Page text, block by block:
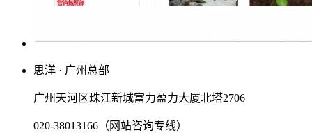
思洋 · 广州总部
广州天河区珠江新城富力盈力大厦北塔2706
020-38013166（网站咨询专线）